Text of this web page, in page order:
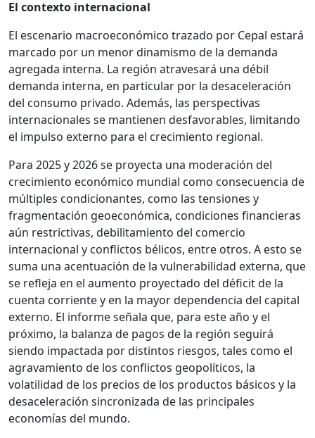
El contexto internacional
El escenario macroeconómico trazado por Cepal estará
marcado por un menor dinamismo de la demanda
agregada interna. La región atravesará una débil
demanda interna, en particular por la desaceleración
del consumo privado. Además, las perspectivas
internacionales se mantienen desfavorables, limitando
el impulso externo para el crecimiento regional.
Para 2025 y 2026 se proyecta una moderación del
crecimiento económico mundial como consecuencia de
múltiples condicionantes, como las tensiones y
fragmentación geoeconómica, condiciones financieras
aún restrictivas, debilitamiento del comercio
internacional y conflictos bélicos, entre otros. A esto se
suma una acentuación de la vulnerabilidad externa, que
se refleja en el aumento proyectado del déficit de la
cuenta corriente y en la mayor dependencia del capital
externo. El informe señala que, para este año y el
próximo, la balanza de pagos de la región seguirá
siendo impactada por distintos riesgos, tales como el
agravamiento de los conflictos geopolíticos, la
volatilidad de los precios de los productos básicos y la
desaceleración sincronizada de las principales
economías del mundo.